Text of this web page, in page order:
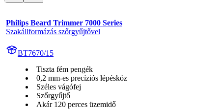
Philips Beard Trimmer 7000 Series
Szakállformázás szőrgyűjtővel
BT7670/15
Tiszta fém pengék
0,2 mm-es precíziós lépésköz
Széles vágófej
Szőrgyűjtő
Akár 120 perces üzemidő